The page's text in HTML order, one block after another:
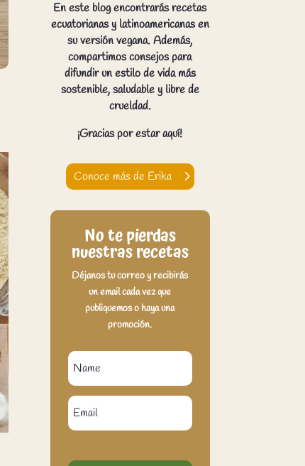
En este blog encontrarás recetas
ecuatorianas y latinoamericanas en
su versión vegana. Además,
compartimos consejos para
difundir un estilo de vida más
sostenible, saludable y libre de
crueldad.
¡Gracias por estar aquí!
Conoce más de Erika
No te pierdas
nuestras recetas
Déjanos tu correo y recibirás
un email cada vez que
publiquemos o haya una
promoción.